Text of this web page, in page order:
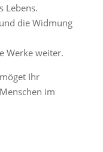
Lebens.
die Widmung
Werke weiter.
Ihr
im